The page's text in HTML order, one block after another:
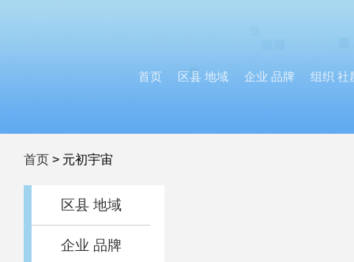
首页 区县 地域 企业 品牌 组织 社
首页 > 元初宇宙
区县 地域
企业 品牌